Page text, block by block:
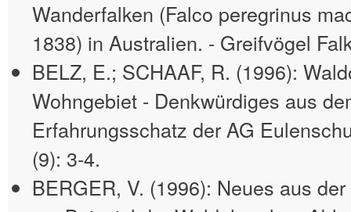
Wanderfalken (Falco peregrinus
1838) in Australien. - Greifvögel
BELZ, E.; SCHAAF, R. (1996):
Wohngebiet - Denkwürdiges aus
Erfahrungsschatz der AG
(9): 3-4.
BERGER, V. (1996): Neues aus